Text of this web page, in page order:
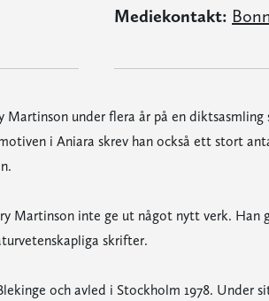
Mediekontakt:
under flera år på en
i Aniara skrev han också ett stort
Martinson inte ge ut något nytt verk. Han
skrifter.
och avled i Stockholm 1978. Under